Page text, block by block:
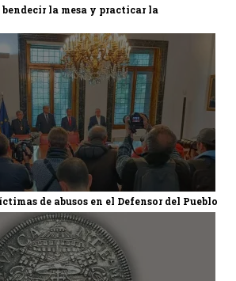
la mesa y practicar la
de abusos en el Defensor del Pueblo